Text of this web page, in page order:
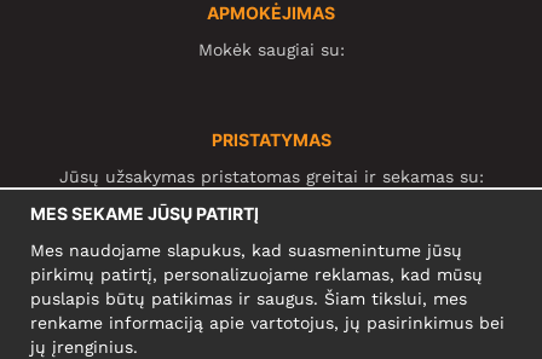
APMOKĖJIMAS
Mokėk saugiai su:
PRISTATYMAS
Jūsų užsakymas pristatomas greitai ir sekamas su:
SOCIALINIAI TINKLAI
MES SEKAME JŪSŲ PATIRTĮ
Mes naudojame slapukus, kad suasmenintume jūsų
pirkimų patirtį, personalizuojame reklamas, kad mūsų
puslapis būtų patikimas ir saugus. Šiam tikslui, mes
renkame informaciją apie vartotojus, jų pasirinkimus bei
jų įrenginius.